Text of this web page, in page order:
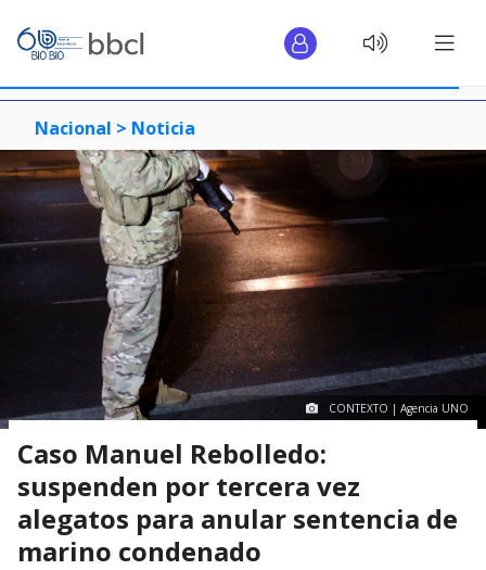
Nacional > Noticia
CONTEXTO | Agencia UNO
Caso Manuel Rebolledo:
suspenden por tercera vez
alegatos para anular sentencia de
marino condenado